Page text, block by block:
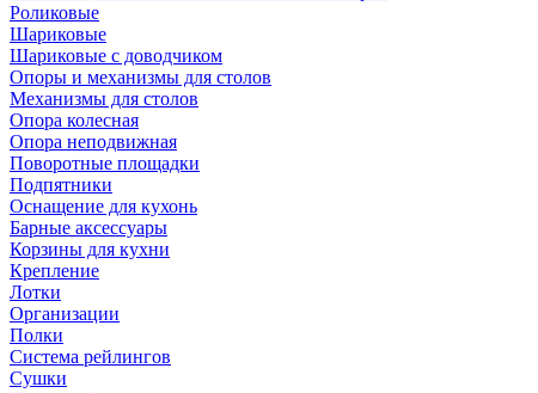
Роликовые
Шариковые
Шариковые с доводчиком
Опоры и механизмы для столов
Механизмы для столов
Опора колесная
Опора неподвижная
Поворотные площадки
Подпятники
Оснащение для кухонь
Барные аксессуары
Корзины для кухни
Крепление
Лотки
Организации
Полки
Система рейлингов
Сушки